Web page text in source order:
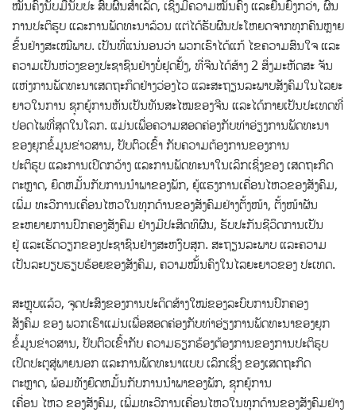
ໝັ້ນຄົງນັບມື້ນັບປະ ສົບຜົນສໍາເລັດ, ເຊິ່ງມີຄວາມໝັ້ນຄົງ ແລະຍືນຍົງກວ່າ, ຜົນ
ການປະຕິຮູບ ແລະການພັດທະນາລ້ວນ ແຕ່ໄດ້ຮັບຜົນປະໂຫຍດຈາກທຸກຄົນຫຼາຍ
ຂຶ້ນຢ່າງສະເໝີພາບ. ເປັນທີ່ແນ່ນອນວ່າ ພວກເຮົາໄດ້ແກ້ ໄຂຄວາມສົນໃຈ ແລະ
ຄວາມເປັນຫ່ວງຂອງປະຊາຊົນຢ່າງບໍ່ຢຸດຢັ້ງ, ທີ່ຈີນໄດ້ສ້າງ 2 ສິ່ງມະຫັດສະ ຈັນ
ແຫ່ງການພັດທະນາເສດຖະກິດຢ່າງວ່ອງໄວ ແລະສະຖຽນລະພາບສັງຄົມໃນໄລຍະ
ຍາວໃນການ ຊຸກຍູ້ການຫັນເປັນທັນສະໄໝຂອງຈີນ ແລະໄດ້ກາຍເປັນປະເທດທີ່
ປອດໄພທີ່ສຸດໃນໂລກ. ແມ່ນເພື່ອຄວາມສອດຄ່ອງກັບທ່າອ່ຽງການພັດທະນາ
ຂອງຍຸກຂໍ້ມູນຂ່າວສານ, ປັບຕົວເຂົ້າ ກັບຄວາມຕ້ອງການຂອງການ
ປະຕິຮູບ ແລະການເປີດກວ້າງ ແລະການພັດທະນາໃນເລິກເຊິ່ງຂອງ ເສດຖະກິດ
ຕະຫຼາດ, ຍຶດຫມັ້ນກັບການນໍາພາຂອງພັກ, ຍູ້ແຮງການເຄື່ອນໄຫວຂອງສັງຄົມ,
ເພີ່ມ ທະວີການເຄື່ອນໄຫວໃນທຸກດ້ານຂອງສັງຄົມຢ່າງຕັ້ງໜ້າ, ຕັ້ງໜ້າຜັນ
ຂະຫຍາຍການປົກຄອງສັງຄົມ ຢ່າງມີປະສິດທິຜົນ, ຮັບປະກັນຊີວິດການເປັນ
ຢູ່ ແລະເຮັດວຽກຂອງປະຊາຊົນຢ່າງສະຫງົບສຸກ. ສະຖຽນລະພາບ ແລະຄວາມ
ເປັນລະບຽບຮຽບຮ້ອຍຂອງສັງຄົມ, ຄວາມໝັ້ນຄົງໃນໄລຍະຍາວຂອງ ປະເທດ.
ສະຫຼຸບແລ້ວ, ຈຸດປະສົງຂອງການປະດິດສ້າງໃໝ່ຂອງລະບົບການປົກຄອງ
ສັງຄົມ ຂອງ ພວກເຮົາແມ່ນເພື່ອສອດຄ່ອງກັບທ່າອ່ຽງການພັດທະນາຂອງຍຸກ
ຂໍ້ມູນຂ່າວສານ, ປັບຕົວເຂົ້າກັບ ຄວາມຮຽກຮ້ອງຕ້ອງການຂອງການປະຕິຮູບ
ເປີດປະຕູສູ່ພາຍນອກ ແລະການພັດທະນາແບບ ເລິກເຊິ່ງ ຂອງເສດຖະກິດ
ຕະຫຼາດ, ພ້ອມທັງຍຶດຫມັ້ນກັບການນໍາພາຂອງພັກ, ຊຸກຍູ້ການ
ເຄື່ອນ ໄຫວ ຂອງສັງຄົມ, ເພີ່ມທະວີການເຄື່ອນໄຫວໃນທຸກດ້ານຂອງສັງຄົມຢ່າງ